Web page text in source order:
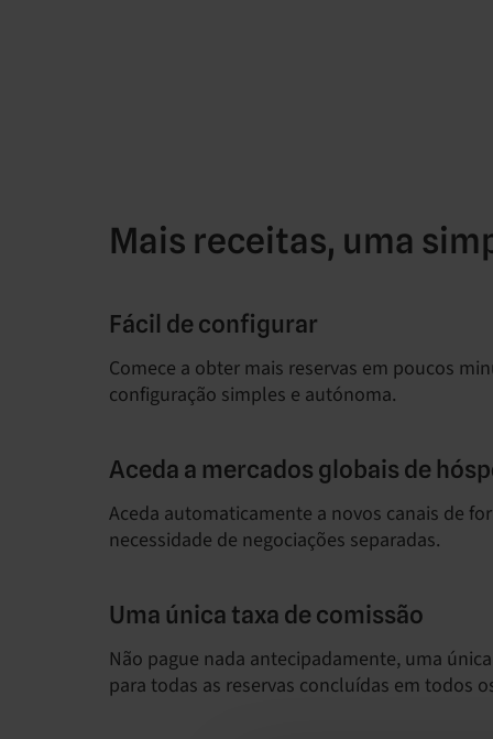
Mais receitas, uma
Fácil de configurar
Comece a obter mais reservas em poucos
configuração simples e autónoma.
Aceda a mercados globais de
Aceda automaticamente a novos canais de
necessidade de negociações separadas.
Uma única taxa de comissão
Não pague nada antecipadamente, uma
para todas as reservas concluídas em todos